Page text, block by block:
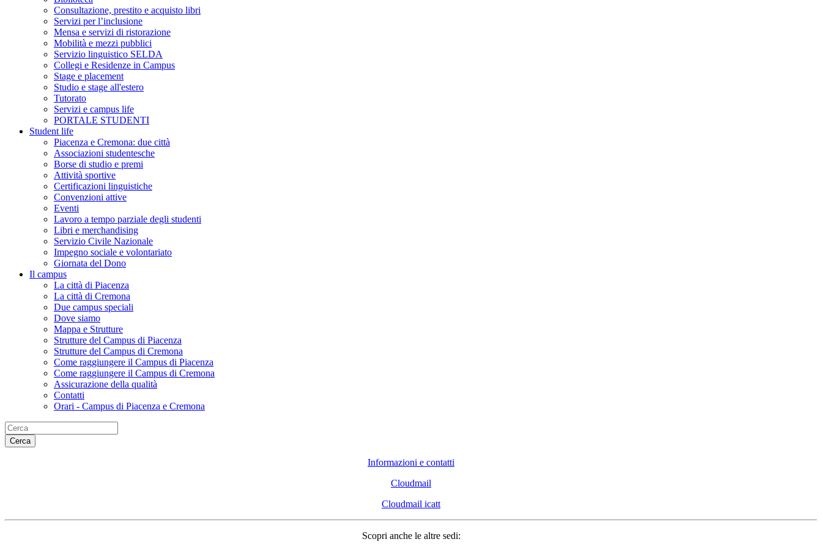
Consultazione, prestito e acquisto libri
Servizi per l’inclusione
Mensa e servizi di ristorazione
Mobilità e mezzi pubblici
Servizio linguistico SELDA
Collegi e Residenze in Campus
Stage e placement
Studio e stage all'estero
Tutorato
Servizi e campus life
PORTALE STUDENTI
Student life
Piacenza e Cremona: due città
Associazioni studentesche
Borse di studio e premi
Attività sportive
Certificazioni linguistiche
Convenzioni attive
Eventi
Lavoro a tempo parziale degli studenti
Libri e merchandising
Servizio Civile Nazionale
Impegno sociale e volontariato
Giornata del Dono
Il campus
La città di Piacenza
La città di Cremona
Due campus speciali
Dove siamo
Mappa e Strutture
Strutture del Campus di Piacenza
Strutture del Campus di Cremona
Come raggiungere il Campus di Piacenza
Come raggiungere il Campus di Cremona
Assicurazione della qualità
Contatti
Orari - Campus di Piacenza e Cremona
Cerca
Informazioni e contatti
Cloudmail
Cloudmail icatt
Scopri anche le altre sedi: